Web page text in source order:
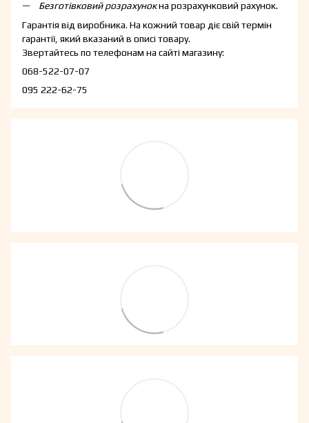
Безготівковий розрахунокна розрахунковий рахунок.
Гарантія від виробника. На кожний товар діє свій термін
гарантії, який вказаний в описі товару.
Звертайтесь по телефонам на сайті магазину:
068-522-07-07
095 222-62-75